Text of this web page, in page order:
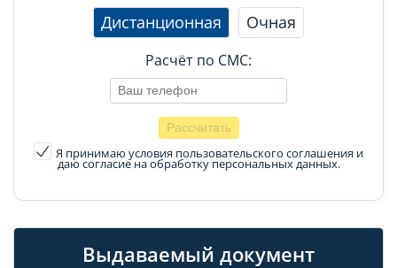
Дистанционная Очная
Расчёт по СМС:
Я принимаю условия пользовательского соглашения и
даю согласие на обработку персональных данных.
Выдаваемый документ